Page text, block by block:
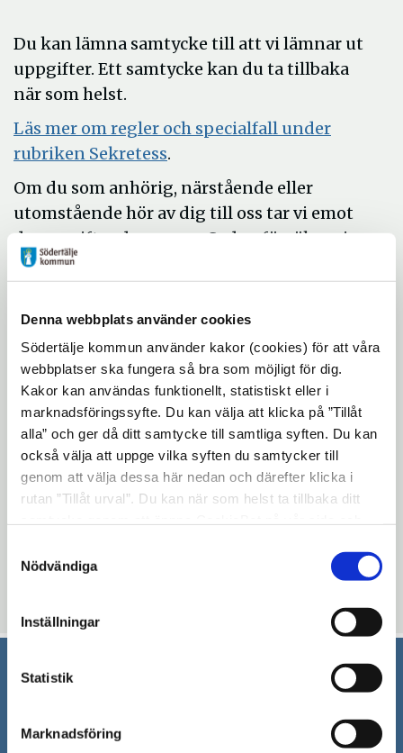
Denna webbplats använder cookies
Södertälje kommun använder kakor (cookies) för att våra
webbplatser ska fungera så bra som möjligt för dig.
Kakor kan användas funktionellt, statistiskt eller i
marknadsföringssyfte. Du kan välja att klicka på ”Tillåt
alla” och ger då ditt samtycke till samtliga syften. Du kan
också välja att uppge vilka syften du samtycker till
genom att välja dessa här nedan och därefter klicka i
rutan ”Tillåt urval”. Du kan när som helst ta tillbaka ditt
"Visa detaljer" kan du läsa om hur kakorna används och
hur vi och våra leverantörer inhämtar och behandlar
Nödvändiga
Inställningar
Statistik
Marknadsföring
Du kan lämna samtycke till att vi lämnar ut
uppgifter. Ett samtycke kan du ta tillbaka
när som helst.
Läs mer om regler och specialfall under
rubriken SekretessÖppna
nytt
fönster
.
Om du som anhörig, närstående eller
utomstående hör av dig till oss tar vi emot
de uppgifter du ger oss. Sedan försöker vi
att komma i kontakt med den person som
du är orolig för så att vi kan göra en
bedömning och erbjuda stöd.
Om du vill vara anonym, är det viktigt att
du inte uppger ditt namn eller några andra
personuppgifter.
Vi kan inte ge dig information om ett
pågående ärende om personen det gäller
inte gett sitt samtycke.
Uppdaterad: 2025-05-05
Blev du hjälpt av informationen på den här sidan?
151 89 Södertälje